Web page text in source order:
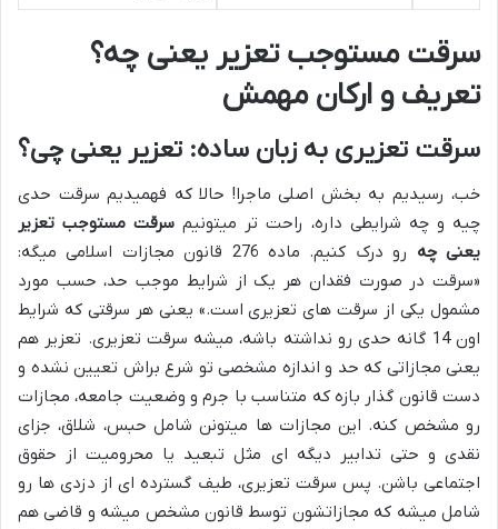
سرقت مستوجب تعزیر یعنی چه؟
تعریف و ارکان مهمش
سرقت تعزیری به زبان ساده: تعزیر یعنی چی؟
خب، رسیدیم به بخش اصلی ماجرا! حالا که فهمیدیم سرقت حدی
چیه و چه شرایطی داره، راحت تر میتونیم سرقت مستوجب تعزیر
یعنی چه
رو درک کنیم. ماده 276 قانون مجازات اسلامی میگه:
«سرقت در صورت فقدان هر یک از شرایط موجب حد، حسب مورد
مشمول یکی از سرقت های تعزیری است.» یعنی هر سرقتی که شرایط
اون 14 گانه حدی رو نداشته باشه، میشه سرقت تعزیری. تعزیر هم
یعنی مجازاتی که حد و اندازه مشخصی تو شرع براش تعیین نشده و
دست قانون گذار بازه که متناسب با جرم و وضعیت جامعه، مجازات
رو مشخص کنه. این مجازات ها میتونن شامل حبس، شلاق، جزای
نقدی و حتی تدابیر دیگه ای مثل تبعید یا محرومیت از حقوق
اجتماعی باشن. پس سرقت تعزیری، طیف گسترده ای از دزدی ها رو
شامل میشه که مجازاتشون توسط قانون مشخص میشه و قاضی هم